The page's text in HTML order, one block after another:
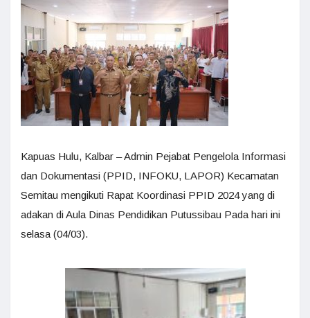
Kapuas Hulu, Kalbar – Admin Pejabat Pengelola Informasi
dan Dokumentasi (PPID, INFOKU, LAPOR) Kecamatan
Semitau mengikuti Rapat Koordinasi PPID 2024 yang di
adakan di Aula Dinas Pendidikan Putussibau Pada hari ini
selasa (04/03).